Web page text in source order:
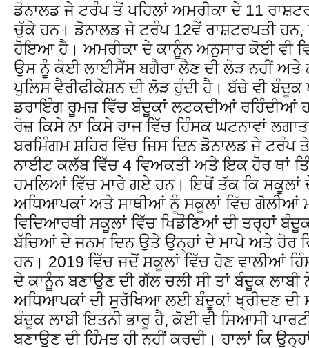
ਡੋਨਾਲਡ ਜੇ ਟਰੰਪ ਤੋਂ ਪਹਿਲਾਂ ਅਮਰੀਕਾ ਦੇ 11
ਚੁੱਕੇ ਹਨ। ਡੋਨਾਲਡ ਜੇ ਟਰੰਪ 12ਵੇਂ ਰਾਸ਼ਟਰਪਤੀ ਹਨ,
ਹੋਇਆ ਹੈ। ਅਮਰੀਕਾ ਦੇ ਕਾਨੂੰਨ ਅਨੁਸਾਰ ਕੋਈ ਵੀ
ਉਸ ਨੂੰ ਕੋਈ ਲਾਈਸੈਂਸ ਬਗੈਰਾ ਲੈਣ ਦੀ ਲੋੜ ਨਹੀਂ ਅਤੇ
ਪੁਲਿਸ ਵੈਰੀਫੀਕੇਸ਼ਨ ਦੀ ਲੋੜ ਹੁੰਦੀ ਹੈ। ਬੱਚੇ ਵੀ
ਡਰਾਇੰਗ ਰੂਮਜ਼ ਵਿੱਚ ਬੰਦੂਕਾਂ ਲਟਕਦੀਆਂ ਰਹਿੰਦੀਆਂ
ਰੋਜ਼ ਕਿਸੇ ਨਾ ਕਿਸੇ ਰਾਜ ਵਿੱਚ ਹਿੰਸਕ ਘਟਨਾਵਾਂ
ਬਰਮਿੰਗਮ ਸ਼ਹਿਰ ਵਿੱਚ ਜਿਸ ਦਿਨ ਡੋਨਾਲਡ ਜੇ
ਨਾਈਟ ਕਲੱਬ ਵਿੱਚ 4 ਵਿਅਕਤੀ ਅਤੇ ਇਕ ਹੋਰ ਥਾਂ
ਹਮਲਿਆਂ ਵਿੱਚ ਮਾਰੇ ਗਏ ਹਨ। ਇਥੋਂ ਤੱਕ ਕਿ
ਅਧਿਆਪਕਾਂ ਅਤੇ ਸਾਥੀਆਂ ਨੂੰ ਸਕੂਲਾਂ ਵਿੱਚ ਗੋਲੀਆਂ
ਵਿਦਿਆਰਥੀ ਸਕੂਲਾਂ ਵਿੱਚ ਖਿਡੌਣਿਆਂ ਦੀ ਤਰ੍ਹਾਂ
ਬੱਚਿਆਂ ਦੇ ਜਨਮ ਦਿਨ ਉਤੇ ਉਨ੍ਹਾਂ ਦੇ ਮਾਪੇ ਅਤੇ ਹੋਰ
ਹਨ। 2019 ਵਿੱਚ ਜਦੋਂ ਸਕੂਲਾਂ ਵਿੱਚ ਹੋਣ ਵਾਲੀਆਂ
ਦੇ ਕਾਨੂੰਨ ਬਣਾਉਣ ਦੀ ਗੱਲ ਚਲੀ ਸੀ ਤਾਂ ਬੰਦੂਕ
ਅਧਿਆਪਕਾਂ ਦੀ ਸੁਰੱਖਿਆ ਲਈ ਬੰਦੂਕਾਂ ਖ੍ਰੀਦਣ ਦੀ
ਬੰਦੂਕ ਲਾਬੀ ਇਤਨੀ ਭਾਰੂ ਹੈ, ਕੋਈ ਵੀ ਸਿਆਸੀ
ਬਣਾਉਣ ਦੀ ਹਿੰਮਤ ਹੀ ਨਹੀਂ ਕਰਦੀ। ਹਾਲਾਂ ਕਿ